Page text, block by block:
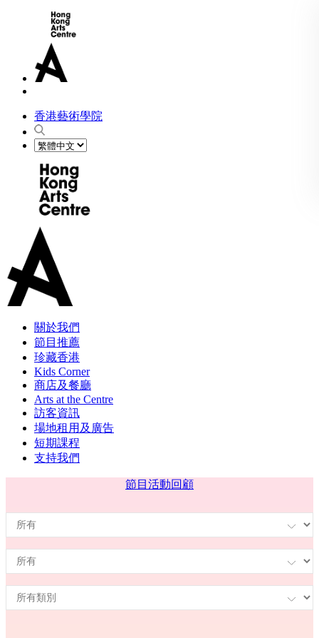
香港藝術學院
關於我們
節目推薦
珍藏香港
Kids Corner
商店及餐廳
Arts at the Centre
訪客資訊
場地租用及廣告
短期課程
支持我們
節目 活動回顧